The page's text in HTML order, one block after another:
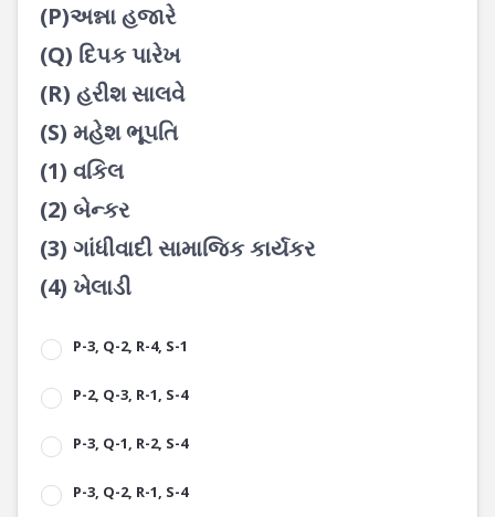
(P)અન્ના હજારે
(Q) દિપક પારેખ
(R) હરીશ સાલવે
(S) મહેશ ભૂપતિ
(1) વકિલ
(2) બેન્કર
(3) ગાંધીવાદી સામાજિક કાર્યકર
(4) ખેલાડી
P-3, Q-2, R-4, S-1
P-2, Q-3, R-1, S-4
P-3, Q-1, R-2, S-4
P-3, Q-2, R-1, S-4